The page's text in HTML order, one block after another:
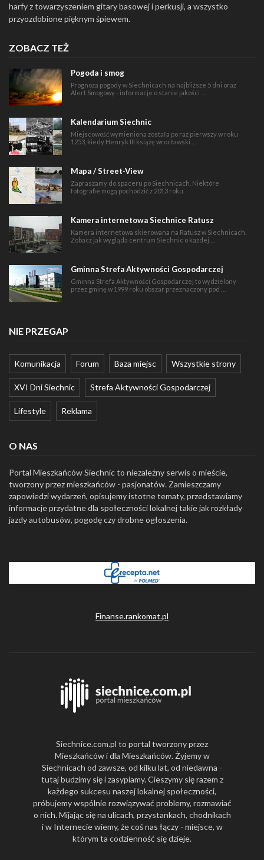
harfy z towarzyszeniem gitary basowej i perkusji, a wszystko
przyozdobione pięknym śpiewem.
ZOBACZ TEŻ
Pogoda i smog
Prognoza pogody w Siechnicach na najbliższe 5 dni oraz
Alert Smogowy - informacje o stanie jakości …
Kalendarium Siechnic
Miejscowość wymieniona została po raz pierwszy w roku
1253, kiedy Henryk III książę wrocławski …
Mapa / Street-View
Zapraszamy do spaceru po Siechnicach. Niektóre
fotografie mogą pochodzić z 2013 roku.
Kamera internetowa Siechnice Ratusz
Kamera internetowa skierowana na Ratusz w Siechnicach.
Zobacz jak wygląda centrum Siechnic o każdej …
Gminna Strefa Aktywności Gospodarczej
Gminna Strefa Aktywności Gospodarczej to wydzielony
przez gminę w 1999 roku obszar przeznaczony pod …
NIE PRZEGAP
Komunikacja Forum Baza miejsc Wszystkie strony
XVI Dni Siechnic Strefa Aktywności Gospodarczej
Lifestyle Reklama
O NAS
Portal Mieszkańców Siechnic to niezależny serwis o mieście,
tworzony przez mieszkańców - pasjonatów. Zamieszczamy
zapowiedzi wydarzeń, opisujemy istotne tematy, przedstawiamy
informacje przydatne dla społeczności lokalnej takie jak rozkłady
jazdy autobusów, pogodę czy drobne ogłoszenia.
Finanse.rankomat.pl
Siechnice.com.pl to portal tworzony przez
Mieszkańców i dla Mieszkańców. Żyjemy w
Siechnicach od zawsze, od kilku lat, od niedawna -
tutaj budzimy się i zasypiamy. Cieszymy się razem z
każdego sukcesu naszej lokalnej społeczności,
próbujemy wspólnie rozwiązywać problemy, rozmawiać
o nich. Mijając się na ulicach, przystankach, chodnikach
i w Internecie wiemy, że coś nas łączy - miejsce, w
którym ta codzienność się dzieje.